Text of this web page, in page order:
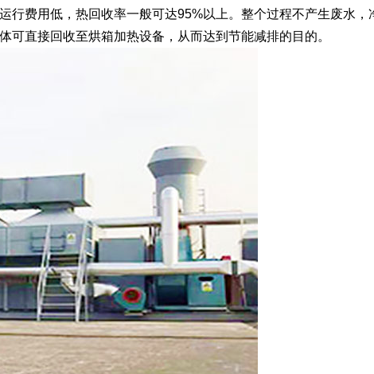
费用低，热回收率一般可达95%以上。整个过程不产生废水，
直接回收至烘箱加热设备，从而达到节能减排的目的。